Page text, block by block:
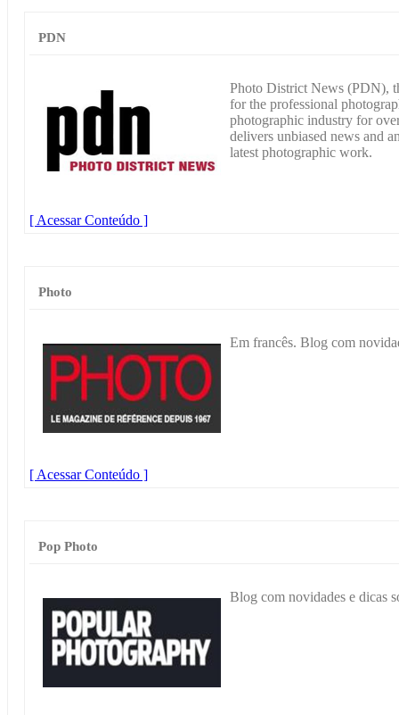
PDN
Photo District News (PDN),
for the professional
photographic industry for
delivers unbiased news and
latest photographic work.
[ Acessar Conteúdo ]
Photo
Em francês. Blog com
[ Acessar Conteúdo ]
Pop Photo
Blog com novidades e dicas